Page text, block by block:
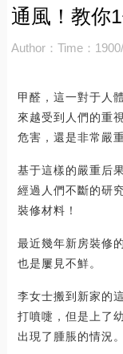
通風！教你
Author： Time：
甲醛，這一對于人
來越受到人們的重
危害，還是非常嚴
基于這樣的嚴重后
經過人們不斷的研
裝修材料！
最近幾年新房裝修
也是屢見不鮮。
李女士搬到新家的
打噴嚏，但是上了
出現了腫脹的情況。